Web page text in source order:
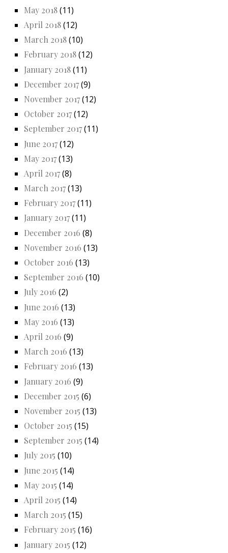
May 2018(11)
April 2018(12)
March 2018(10)
February 2018(12)
January 2018(11)
December 2017(9)
November 2017(12)
October 2017(12)
September 2017(11)
June 2017(12)
May 2017(13)
April 2017(8)
March 2017(13)
February 2017(11)
January 2017(11)
December 2016 (8)
November 2016 (13)
October 2016 (13)
September 2016 (10)
July 2016 (2)
June 2016 (13)
May 2016 (13)
April 2016 (9)
March 2016 (13)
February 2016 (13)
January 2016 (9)
December 2015 (6)
November 2015 (13)
October 2015 (15)
September 2015 (14)
July 2015 (10)
June 2015 (14)
May 2015 (14)
April 2015 (14)
March 2015 (15)
February 2015 (16)
January 2015 (12)